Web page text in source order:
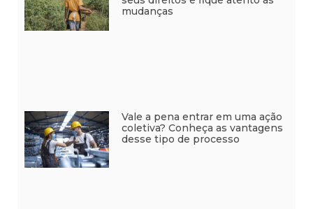
mudanças
Vale a pena entrar em uma ação
coletiva? Conheça as vantagens
desse tipo de processo